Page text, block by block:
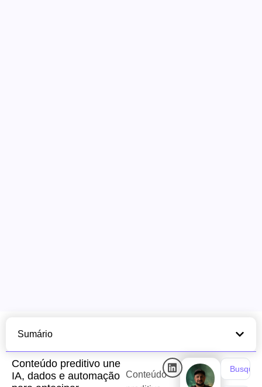
Conteúdo preditivo une
IA, dados e automação
Conteúdo
Sumário